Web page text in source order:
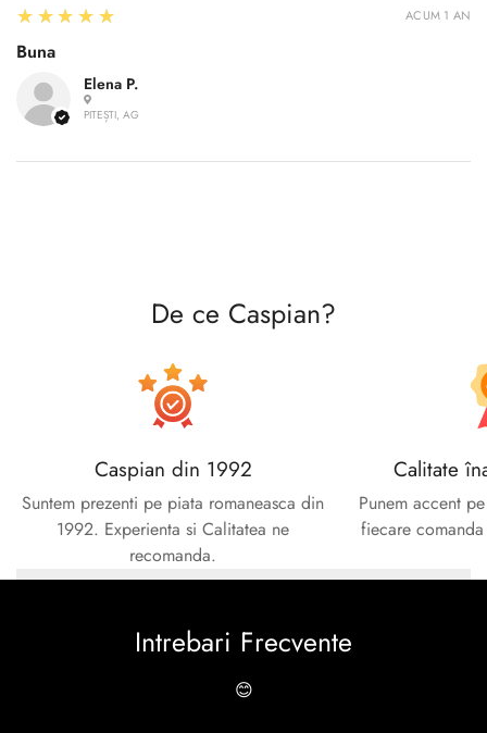
Elena P.
PITEȘTI, AG
5
★★★★★
Buna
ACUM 1 AN
De ce Caspian?
Caspian din 1992
Suntem prezenti pe piata romaneasca din
1992. Experienta si Calitatea ne
recomanda.
Calitate
Punem accent
fiecare
Intrebari Frecvente
😊